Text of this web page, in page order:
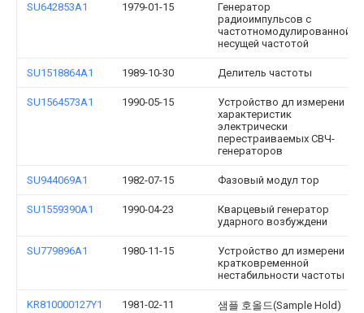
SU642853A1 1979-01-15
Генератор
радиоимпульсов с
частотномодулированной
несущей частотой
SU1518864A1 1989-10-30 Делитель частоты
SU1564573A1 1990-05-15
Устройство дл измерени
характеристик
электрически
перестраиваемых СВЧ-
генераторов
SU944069A1 1982-07-15 Фазовый модул тор
SU1559390A1 1990-04-23
Кварцевый генератор
ударного возбуждени
SU779896A1 1980-11-15
Устройство дл измерени
кратковременной
нестабильности частоты
KR810000127Y1 1981-02-11
샘플 호올드(Sample Hold)